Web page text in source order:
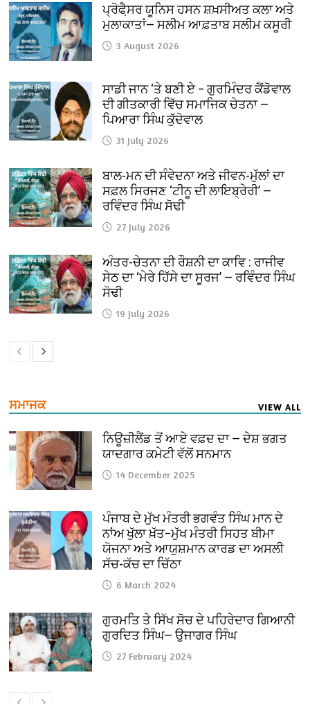
ਪ੍ਰੋਫੈ਼ਸਰ ਯੂਨਿਸ ਹਸਨ ਸ਼ਖ਼ਸੀਅਤ ਕਲਾ ਅਤੇ
ਮੁਲਾਕਾਤਾਂ— ਸਲੀਮ ਆਫ਼ਤਾਬ ਸਲੀਮ ਕਸੂਰੀ
3 August 2026
ਸਾਡੀ ਜਾਨ ‘ਤੇ ਬਣੀ ਏ – ਗੁਰਮਿੰਦਰ ਕੈਂਡੋਵਾਲ
ਦੀ ਗੀਤਕਾਰੀ ਵਿੱਚ ਸਮਾਜਿਕ ਚੇਤਨਾ —
ਪਿਆਰਾ ਸਿੰਘ ਕੁੱਦੋਵਾਲ
31 July 2026
ਬਾਲ-ਮਨ ਦੀ ਸੰਵੇਦਨਾ ਅਤੇ ਜੀਵਨ-ਮੁੱਲਾਂ ਦਾ
ਸਫ਼ਲ ਸਿਰਜਣ ‘ਟੀਨੂ ਦੀ ਲਾਇਬ੍ਰੇਰੀ’ —
ਰਵਿੰਦਰ ਸਿੰਘ ਸੋਢੀ
27 July 2026
ਅੰਤਰ-ਚੇਤਨਾ ਦੀ ਰੌਸ਼ਨੀ ਦਾ ਕਾਵਿ : ਰਾਜੀਵ
ਸੇਠ ਦਾ ‘ਮੇਰੇ ਹਿੱਸੇ ਦਾ ਸੂਰਜ’ — ਰਵਿੰਦਰ ਸਿੰਘ
ਸੋਢੀ
19 July 2026
ਸਮਾਜਕ VIEW ALL
ਨਿਊਜ਼ੀਲੈਂਡ ਤੋਂ ਆਏ ਵਫ਼ਦ ਦਾ — ਦੇਸ਼ ਭਗਤ
ਯਾਦਗਾਰ ਕਮੇਟੀ ਵੱਲੋਂ ਸਨਮਾਨ
14 December 2025
ਪੰਜਾਬ ਦੇ ਮੁੱਖ ਮੰਤਰੀ ਭਗਵੰਤ ਸਿੰਘ ਮਾਨ ਦੇ
ਨਾਂਅ ਖੁੱਲਾ ਖ਼ੱਤ–ਮੁੱਖ ਮੰਤਰੀ ਸਿਹਤ ਬੀਮਾ
ਯੋਜਨਾ ਅਤੇ ਆਯੁਸ਼ਮਾਨ ਕਾਰਡ ਦਾ ਅਸਲੀ
ਸੱਚ-ਕੱਚ ਦਾ ਚਿੱਠਾ
6 March 2024
ਗੁਰਮਤਿ ਤੇ ਸਿੱਖ ਸੋਚ ਦੇ ਪਹਿਰੇਦਾਰ ਗਿਆਨੀ
ਗੁਰਦਿਤ ਸਿੰਘ— ਉਜਾਗਰ ਸਿੰਘ
27 February 2024